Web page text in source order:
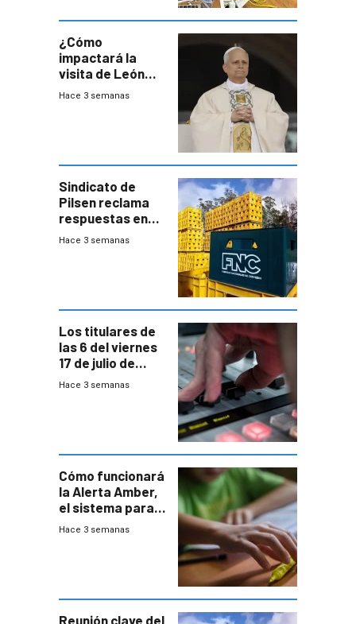
¿Cómo
impactará la
visita de León
XIV a Uruguay?
Hace 3 semanas
Sindicato de
Pilsen reclama
respuestas en
medio de
Hace 3 semanas
Los titulares de
las 6 del viernes
17 de julio de
2026
Hace 3 semanas
Cómo funcionará
la Alerta Amber,
el sistema para
la búsqueda
Hace 3 semanas
Reunión clave del